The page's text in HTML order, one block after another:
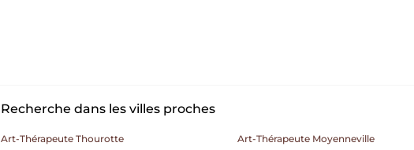
Recherche dans les villes proches
Art-Thérapeute Thourotte
Art-Thérapeute Moyenneville